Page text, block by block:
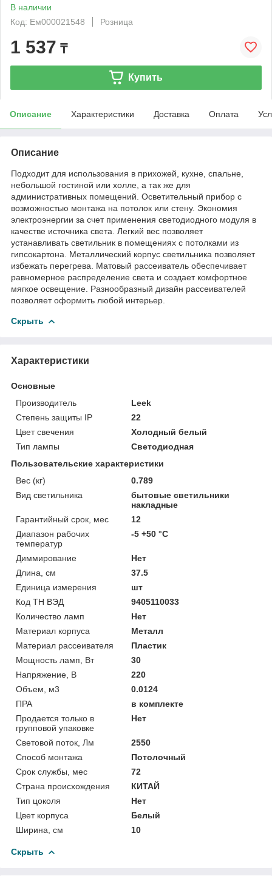
В наличии
Код: Ем000021548
Розница
1 537 ₸
Купить
Описание Характеристики Доставка Оплата
Описание
Подходит для использования в прихожей, кухне, спальне,
небольшой гостиной или холле, а так же для
административных помещений. Осветительный прибор с
возможностью монтажа на потолок или стену. Экономия
электроэнергии за счет применения светодиодного модуля в
качестве источника света. Легкий вес позволяет
устанавливать светильник в помещениях с потолками из
гипсокартона. Металлический корпус светильника позволяет
избежать перегрева. Матовый рассеиватель обеспечивает
равномерное распределение света и создает комфортное
мягкое освещение. Разнообразный дизайн рассеивателей
позволяет оформить любой интерьер.
Скрыть
Характеристики
Основные
Производитель
Leek
Степень защиты IP
22
Цвет свечения
Холодный белый
Тип лампы
Светодиодная
Пользовательские характеристики
Вес (кг)
0.789
Вид светильника
бытовые светильники
накладные
Гарантийный срок, мес
12
Диапазон рабочих
температур
-5 +50 °C
Диммирование
Нет
Длина, см
37.5
Единица измерения
шт
Код ТН ВЭД
9405110033
Количество ламп
Нет
Материал корпуса
Металл
Материал рассеивателя
Пластик
Мощность ламп, Вт
30
Напряжение, В
220
Объем, м3
0.0124
ПРА
в комплекте
Продается только в
групповой упаковке
Нет
Световой поток, Лм
2550
Способ монтажа
Потолочный
Срок службы, мес
72
Страна происхождения
КИТАЙ
Тип цоколя
Нет
Цвет корпуса
Белый
Ширина, см
10
Скрыть